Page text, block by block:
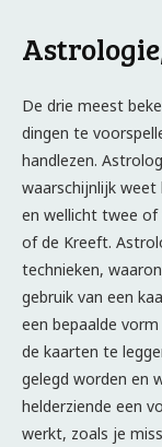
De drie meest
dingen te
handlezen.
waarschijnlijk weet
en wellicht twee
of de Kreeft.
technieken,
gebruik van een
een bepaalde
de kaarten te
gelegd worden en
helderziende een
werkt, zoals je